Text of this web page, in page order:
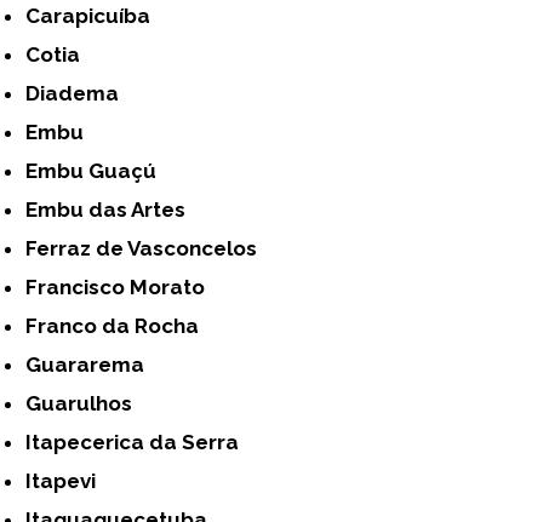
Carapicuíba
Cotia
Diadema
Embu
Embu Guaçú
Embu das Artes
Ferraz de Vasconcelos
Francisco Morato
Franco da Rocha
Guararema
Guarulhos
Itapecerica da Serra
Itapevi